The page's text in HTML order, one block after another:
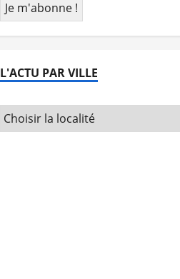
L'ACTU PAR VILLE